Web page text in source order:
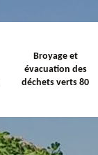
Broyage et
évacuation des
déchets verts 80